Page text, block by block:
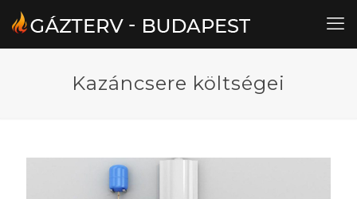
Kazáncsere költségei